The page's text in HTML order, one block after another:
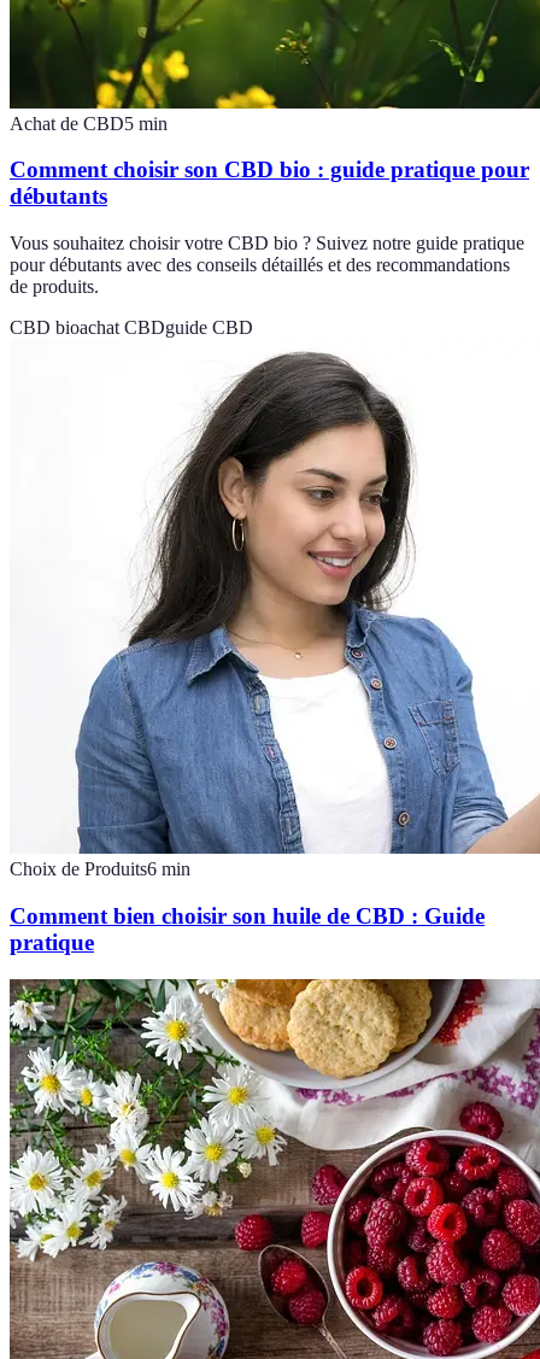
Achat de CBD5 min
Comment choisir son CBD bio : guide pratique pour
débutants
Vous souhaitez choisir votre CBD bio ? Suivez notre guide pratique
pour débutants avec des conseils détaillés et des recommandations
de produits.
CBD bioachat CBDguide CBD
Choix de Produits6 min
Comment bien choisir son huile de CBD : Guide
pratique